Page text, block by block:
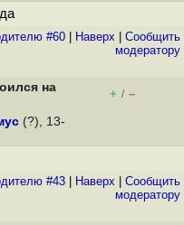
#60 Наверх
Cообщить
модератору
на
+ / –
(?), 13-
#43 Наверх
Cообщить
модератору